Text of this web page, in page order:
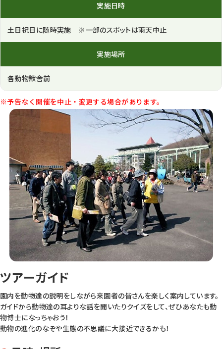
実施日時
土日祝日に随時実施 ※一部のスポットは雨天中止
実施場所
各動物獣舎前
※予告なく開催を中止・変更する場合があります。
ツアーガイド
園内を動物達の説明をしながら来園者の皆さんを楽しく案内しています。
ガイドから動物達の耳よりな話を聞いたりクイズをして、ぜひあなたも動
物博士になっちゃおう！
動物の進化のなぞや生態の不思議に大接近できるかも！